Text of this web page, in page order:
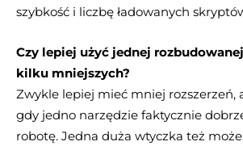
szybkość i liczbę ładowanych
Czy lepiej użyć jednej
kilku mniejszych?
Zwykle lepiej mieć mniej rozszerzeń,
gdy jedno narzędzie faktycznie
robotę. Jedna duża wtyczka też